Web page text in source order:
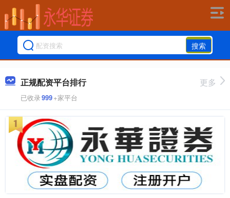
搜索
正规配资平台排行
已收录999+家平台
更多